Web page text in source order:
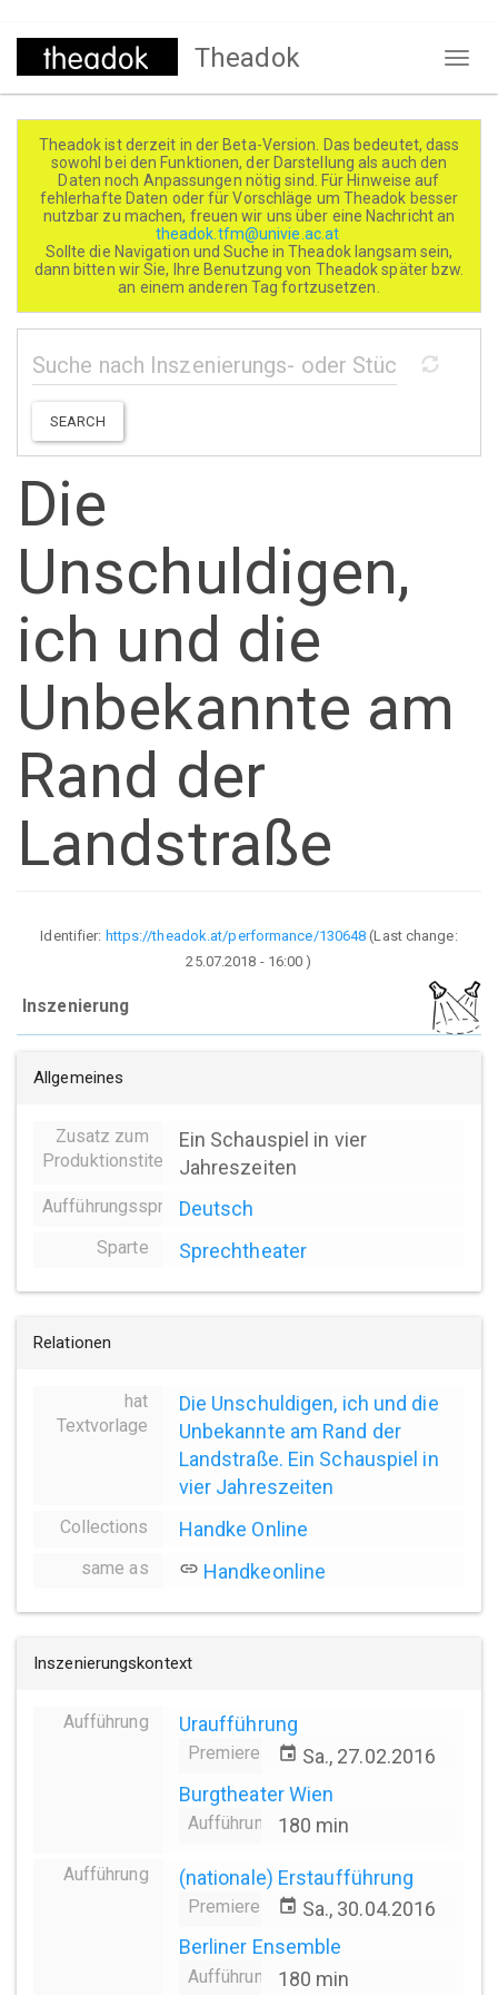
Direkt
Theadok
Theadok ist derzeit in der Beta-Version. Das bedeutet, dass
sowohl bei den Funktionen, der Darstellung als auch den
Daten noch Anpassungen nötig sind. Für Hinweise auf
fehlerhafte Daten oder für Vorschläge um Theadok besser
nutzbar zu machen, freuen wir uns über eine Nachricht an
theadok.tfm@univie.ac.at
Sollte die Navigation und Suche in Theadok langsam sein,
dann bitten wir Sie, Ihre Benutzung von Theadok später bzw.
an einem anderen Tag fortzusetzen.
SEARCH
Die
Unschuldigen,
ich und die
Unbekannte am
Rand der
Landstraße
Identifier: https://theadok.at/performance/130648 (Last change:
25.07.2018 - 16:00 )
Inszenierung
Allgemeines
Zusatz zum
Produktionstitel
Ein Schauspiel in vier
Jahreszeiten
AufführungsspracheDeutsch
Sparte Sprechtheater
Relationen
hat
Textvorlage
Die Unschuldigen, ich und die
Unbekannte am Rand der
Landstraße. Ein Schauspiel in
vier Jahreszeiten
Collections Handke Online
same as link Handkeonline
Inszenierungskontext
Aufführung Uraufführung
Premiere event Sa., 27.02.2016
Burgtheater Wien
Aufführungsdauer
180 min
Aufführung (nationale) Erstaufführung
Premiere event Sa., 30.04.2016
Berliner Ensemble
Aufführungsdauer
180 min